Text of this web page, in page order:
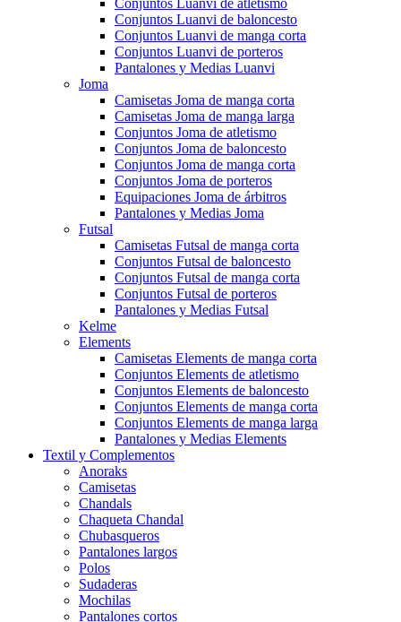
Conjuntos Luanvi de atletismo
Conjuntos Luanvi de baloncesto
Conjuntos Luanvi de manga corta
Conjuntos Luanvi de porteros
Pantalones y Medias Luanvi
Joma
Camisetas Joma de manga corta
Camisetas Joma de manga larga
Conjuntos Joma de atletismo
Conjuntos Joma de baloncesto
Conjuntos Joma de manga corta
Conjuntos Joma de porteros
Equipaciones Joma de árbitros
Pantalones y Medias Joma
Futsal
Camisetas Futsal de manga corta
Conjuntos Futsal de baloncesto
Conjuntos Futsal de manga corta
Conjuntos Futsal de porteros
Pantalones y Medias Futsal
Kelme
Elements
Camisetas Elements de manga corta
Conjuntos Elements de atletismo
Conjuntos Elements de baloncesto
Conjuntos Elements de manga corta
Conjuntos Elements de manga larga
Pantalones y Medias Elements
Textil y Complementos
Anoraks
Camisetas
Chandals
Chaqueta Chandal
Chubasqueros
Pantalones largos
Polos
Sudaderas
Mochilas
Pantalones cortos